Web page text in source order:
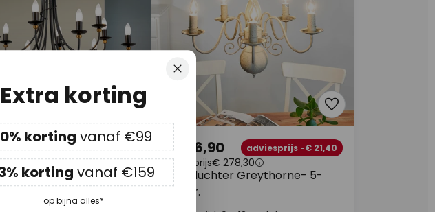
kroonluchter GARDA,
adviesprijs -€ 38,66
€ 578,56
Kroonluchter Greythorne- 5-
lichtbr.
€ 256,90 adviesprijs -€ 21,40
adviesprijs€ 278,30
Sluiten
Extra korting
korting vanaf €99
korting vanaf €159
op bijna alles*